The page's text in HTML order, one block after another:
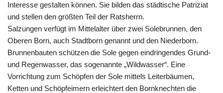
Interesse gestalten können. Sie bilden das städtische Patriziat
und stellen den größten Teil der Ratsherrn.
Salzungen verfügt im Mittelalter über zwei Solebrunnen, den
Oberen Born, auch Stadtborn genannt und den Niederborn.
Brunnenbauten schützen die Sole gegen eindringendes Grund-
und Regenwasser, das sogenannte „Wildwasser“. Eine
Vorrichtung zum Schöpfen der Sole mittels Leiterbäumen,
Ketten und Schöpfeimern erleichtert den Bornknechten die